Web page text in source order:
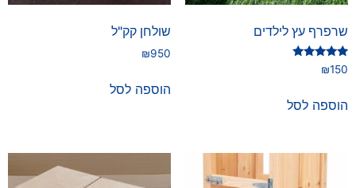
שרפרף עץ לילדים
דורג
5.00
₪150
הוספה לסל
שולחן קק"ל
₪950
הוספה לסל